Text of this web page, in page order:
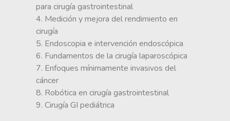
para cirugía gastrointestinal
4. Medición y mejora del rendimiento en
cirugía
5. Endoscopia e intervención endoscópica
6. Fundamentos de la cirugía laparoscópica
7. Enfoques mínimamente invasivos del
cáncer
8. Robótica en cirugía gastrointestinal
9. Cirugía GI pediátrica